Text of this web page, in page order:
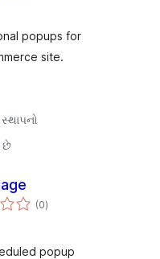
popups for
site.
છે
(0કુલ
રેટિંગ્સ
)
popup